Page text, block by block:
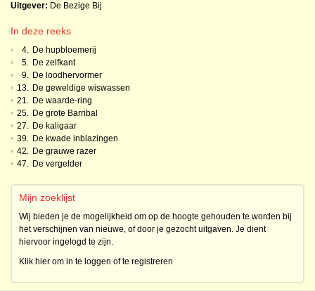
Uitgever: De Bezige Bij
In deze reeks
• 4. De hupbloemerij
•
5. De zelfkant
•
9. De loodhervormer
• 13. De geweldige wiswassen
• 21. De waarde-ring
• 25. De grote Barribal
• 27. De kaligaar
• 39. De kwade inblazingen
• 42. De grauwe razer
• 47. De vergelder
Mijn zoeklijst
Wij bieden je de mogelijkheid om op de hoogte gehouden te worden bij
het verschijnen van nieuwe, of door je gezocht uitgaven. Je dient
hiervoor ingelogd te zijn.
Klik hier om in te loggen of te registreren